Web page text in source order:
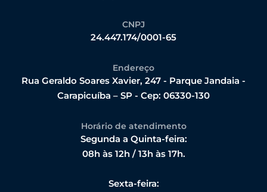
CNPJ
24.447.174/0001-65
Endereço
Rua Geraldo Soares Xavier, 247 - Parque Jandaia -
Carapicuíba – SP - Cep: 06330-130
Horário de atendimento
Segunda a Quinta-feira:
08h às 12h / 13h às 17h.
Sexta-feira: